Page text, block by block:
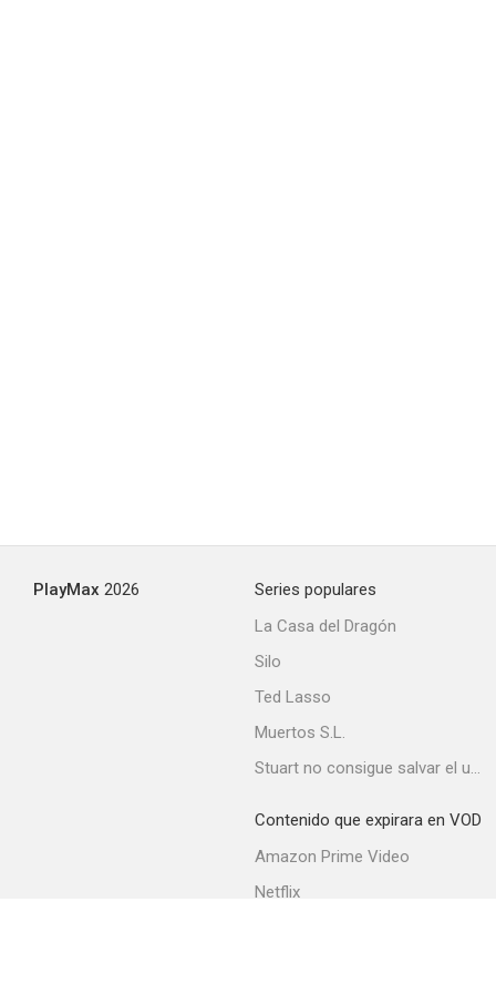
PlayMax 2026
Series populares
La Casa del Dragón
Silo
Ted Lasso
Muertos S.L.
Stuart no consigue salvar el universo
Contenido que expirara en VOD
Amazon Prime Video
Netflix